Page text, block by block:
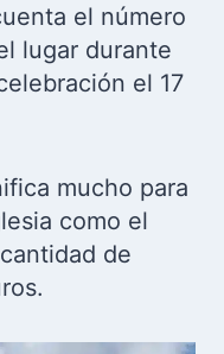
el número
lugar durante
el 17
mucho para
como el
de